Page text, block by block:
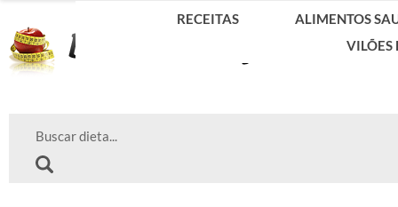
RECEITAS
ALIMENTOS
VILÕES